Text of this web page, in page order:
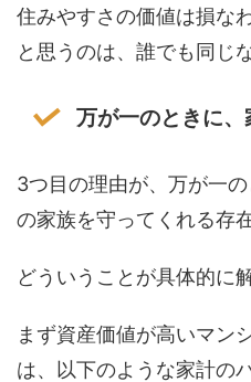
住みやすさの価値は損な
と思うのは、誰でも同じ
万が一のときに
3つ目の理由が、万が一
の家族を守ってくれる存
どういうことが具体的に
まず資産価値が高いマン
は、以下のような家計の